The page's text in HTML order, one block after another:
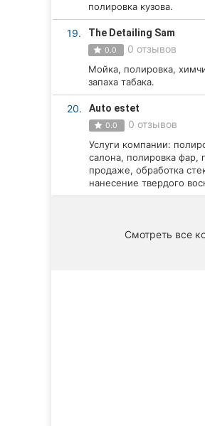
полировка кузова.
19. The Detailing Sam
0.0 0 отзывов
Мойка, полировка,
запаха табака.
20. Auto estet
0.0 0 отзывов
Услуги компании:
салона, полировка фар,
продаже, обработка
нанесение твердого
Смотреть все